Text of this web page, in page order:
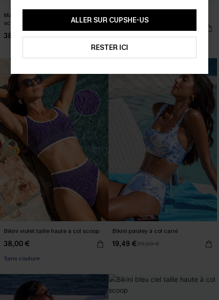
Maillot de bain une pièce noir col
scoop bretelles ajustables
38,00 €
Bikini violet taille haute à col scoop
38,00 €
Sans couture
Bikini paisley à col carré
19,49 €39,00 €
ALLER SUR CUPSHE-US
RESTER ICI